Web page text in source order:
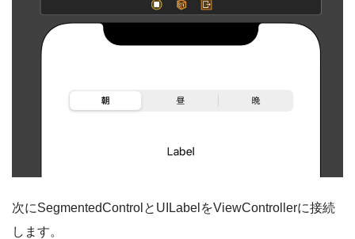
次にSegmentedControlと UILabelをViewControllerに接続
します。